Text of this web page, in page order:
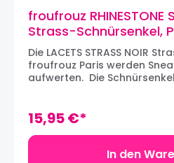
froufrouz RHINESTONE
Strass-Schnürsenkel,
Die LACETS STRASS NOIR
froufrouz Paris werden
aufwerten. Die
Sneakers zum Funkeln
farbigen Metallspitzen, die
Die Schnürsenkel sind
werden in Paaren verkauft.
15,95 €*
In den